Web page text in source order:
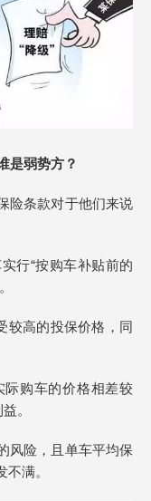
是弱势方？
险条款对于他们来说
行“按购车补贴前的
较高的投保价格，同
际购车的价格相差较
。
风险，且单车平均保
满。